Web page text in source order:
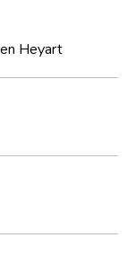
Heyart